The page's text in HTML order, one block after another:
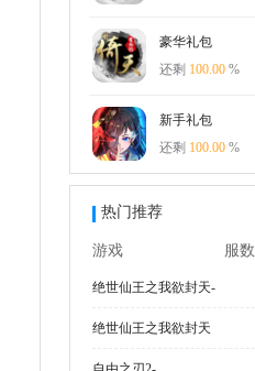
豪华礼包
还剩 100.00 %
新手礼包
还剩 100.00 %
热门推荐
游戏 服数
绝世仙王之我欲封天-
绝世仙王之我欲封天